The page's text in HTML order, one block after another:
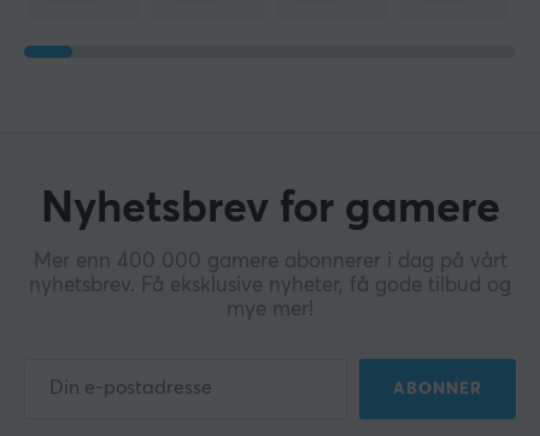
Nyhetsbrev for gamere
Mer enn 400 000 gamere abonnerer i dag på vårt
nyhetsbrev. Få eksklusive nyheter, få gode tilbud og
mye mer!
ABONNER